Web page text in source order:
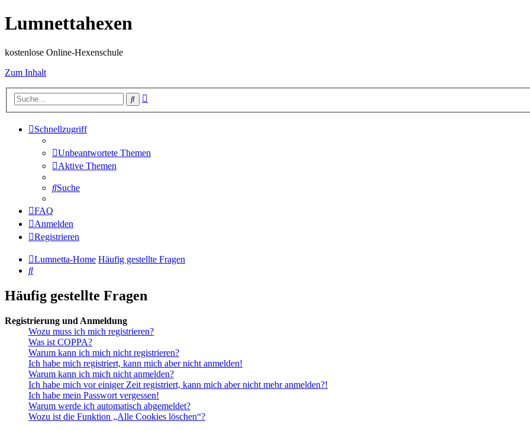
Lumnettahexen
kostenlose Online-Hexenschule
Zum Inhalt
Suche
Schnellzugriff
Unbeantwortete Themen
Aktive Themen
Suche
FAQ
Anmelden
Registrieren
Lumnetta-Home Häufig gestellte Fragen
Suche
Häufig gestellte Fragen
Registrierung und Anmeldung
Wozu muss ich mich registrieren?
Was ist COPPA?
Warum kann ich mich nicht registrieren?
Ich habe mich registriert, kann mich aber nicht anmelden!
Warum kann ich mich nicht anmelden?
Ich habe mich vor einiger Zeit registriert, kann mich aber nicht mehr anmelden?!
Ich habe mein Passwort vergessen!
Warum werde ich automatisch abgemeldet?
Wozu ist die Funktion „Alle Cookies löschen“?